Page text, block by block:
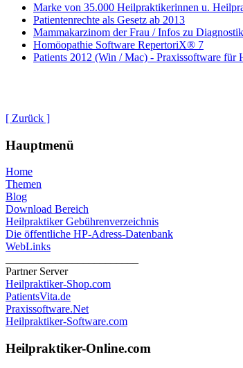
Marke von 35.000 Heilpraktikerinnen u.
Patientenrechte als Gesetz ab 2013
Mammakarzinom der Frau / Infos zu
Homöopathie Software RepertoriX® 7
Patients 2012 (Win / Mac) - Praxissoftware für
[ Zurück ]
Hauptmenü
Home
Themen
Blog
Download Bereich
Heilpraktiker Gebührenverzeichnis
Die öffentliche HP-Adress-Datenbank
WebLinks
Partner Server
Heilpraktiker-Shop.com
PatientsVita.de
Praxissoftware.Net
Heilpraktiker-Software.com
Heilpraktiker-Online.com